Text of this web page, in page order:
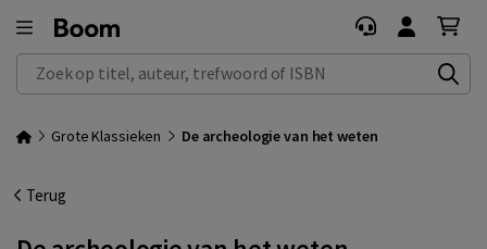
Zoek op titel, auteur, trefwoord of ISBN
Grote Klassieken De archeologie van het weten
Terug